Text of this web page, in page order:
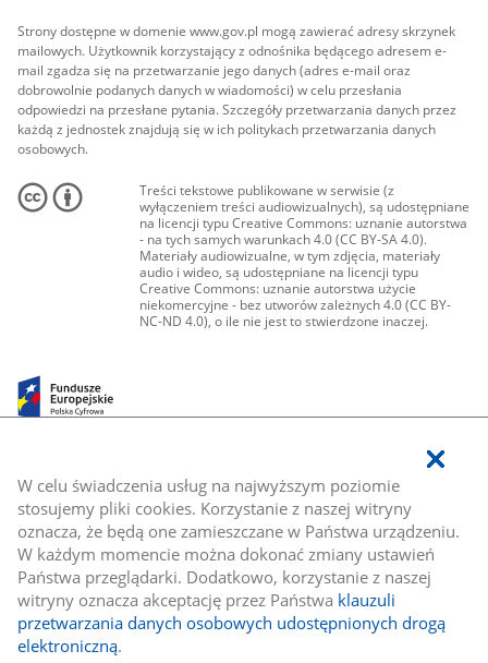
W celu świadczenia usług na najwyższym poziomie
stosujemy pliki cookies. Korzystanie z naszej witryny
oznacza, że będą one zamieszczane w Państwa urządzeniu.
W każdym momencie można dokonać zmiany ustawień
Państwa przeglądarki. Dodatkowo, korzystanie z naszej
witryny oznacza akceptację przez Państwa klauzuli
przetwarzania danych osobowych udostępnionych drogą
elektroniczną.
Strony dostępne w domenie www.gov.pl mogą zawierać adresy skrzynek
mailowych. Użytkownik korzystający z odnośnika będącego adresem e-
mail zgadza się na przetwarzanie jego danych (adres e-mail oraz
dobrowolnie podanych danych w wiadomości) w celu przesłania
odpowiedzi na przesłane pytania. Szczegóły przetwarzania danych przez
każdą z jednostek znajdują się w ich politykach przetwarzania danych
osobowych.
Treści tekstowe publikowane w serwisie (z
wyłączeniem treści audiowizualnych), są udostępniane
na licencji typu Creative Commons: uznanie autorstwa
- na tych samych warunkach 4.0 (CC BY-SA 4.0).
Materiały audiowizualne, w tym zdjęcia, materiały
audio i wideo, są udostępniane na licencji typu
Creative Commons: uznanie autorstwa użycie
niekomercyjne - bez utworów zależnych 4.0 (CC BY-
NC-ND 4.0), o ile nie jest to stwierdzone inaczej.